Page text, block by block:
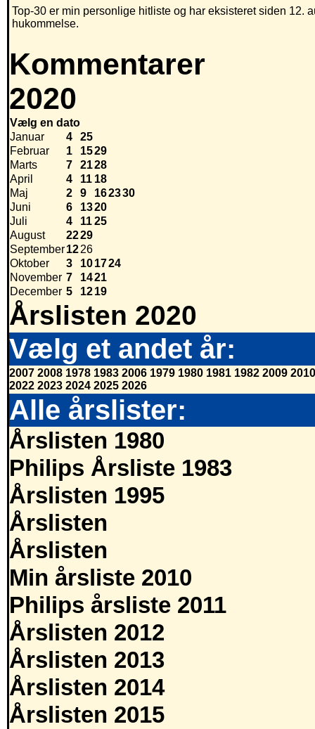
Top-30 er min personlige hitliste og har eksisteret siden 12.
hukommelse.
Kommentarer
2020
Vælg en dato
Januar
4
25
Februar
1 1529
Marts
7 2128
April
4 11 18
Maj
2 9 162330
Juni
6 1320
Juli
4 1125
August
2229
September1226
Oktober
3 101724
November 7 1421
December 5 1219
Årslisten 2020
Vælg et andet år:
2007 2008 1978 1983 2006 1979 1980 1981 1982 2009 2010
2022 2023 2024 2025 2026
Alle årslister:
Årslisten 1980
Philips Årsliste 1983
Årslisten 1995
Årslisten
Årslisten
Min årsliste 2010
Philips årsliste 2011
Årslisten 2012
Årslisten 2013
Årslisten 2014
Årslisten 2015